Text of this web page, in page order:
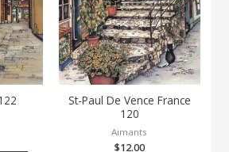
St-Paul De Vence France
120
Aimants
$12.00